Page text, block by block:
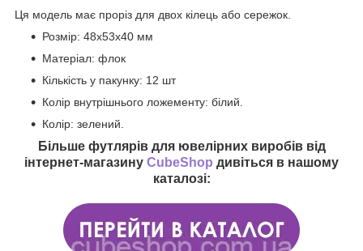
Ця модель має проріз для двох кілець або сережок.
Розмір: 48х53х40 мм
Матеріал: флок
Кількість у пакунку: 12 шт
Колір внутрішнього ложементу: білий.
Колір: зелений.
Більше футлярів для ювелірних виробів від
інтернет-магазину CubeShop дивіться в нашому
каталозі: